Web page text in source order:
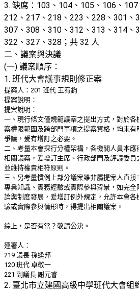
3. 缺席：103、104、105、106、
212、217、218、223、228、301、
307、308、310、312、313、314、
322、327、328；共 32 人
二、議案與決議
(一) 議案順序：
1. 班代大會議事規則修正案
提案人：201 班代 王宥鈞
提案說明：
提案說明：
一、現行條文僅規範議案之提出方式，對於
案權限範圍及跨部門事項之提案資格，均未
爭議，爰有增訂之必要。
二、考量本會採行分權架構，各機關人員本
相關議案，爰增訂主席、行政部門及評議委員
並維持權責相符原則。
三、另考量慣例上部分議案雖非屬提案人直
專業知識、實務經驗或實際參與背景，如完
論與制度發展，爰增訂例外規定，允許本會
驗或實際參與情形時，得提出相關議案。
綜上，是否有當？敬請公決。
連署人：
219 議長 孫逢邦
120 班代 卓敬一
221 副議長 謝元睿
2. 臺北市立建國高級中學班代大會組